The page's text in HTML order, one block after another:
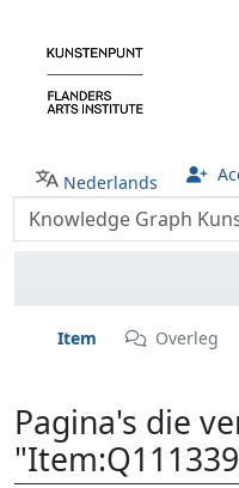
Nederlands
Item Overleg
Pagina's die